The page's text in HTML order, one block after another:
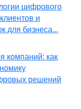
цифрового
и
для бизнеса...
компаний: как
решений